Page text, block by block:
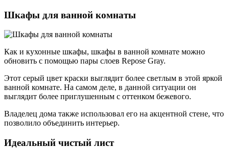
Шкафы для ванной комнаты
Как и кухонные шкафы, шкафы в ванной комнате можно
обновить с помощью пары слоев Repose Gray.
Этот серый цвет краски выглядит более светлым в этой яркой
ванной комнате. На самом деле, в данной ситуации он
выглядит более приглушенным с оттенком бежевого.
Владелец дома также использовал его на акцентной стене, что
позволило объединить интерьер.
Идеальный чистый лист